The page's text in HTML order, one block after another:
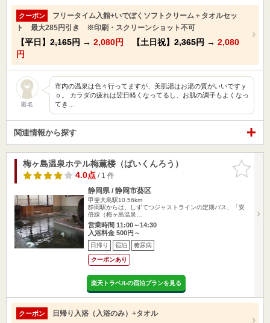
クーポン
フリータイム入館+いでぼくソフトクリーム＋タオルセッ
ト 最大285円引き ※印刷・スクリーンショット不可
【平日】 2,165円 → 2,080円 【土日祝】 2,365円 → 2,080
円
匿名
市内の温泉は色々行ってますが、美肌湯はお湯の質がいいですｙ
ｏ。 カラダの疲れは翌日軽くなってるし、お肌の調子もよくなっ
てき…
関連情報から探す
お気に入
りに追加
梅ヶ島温泉ホテル梅薫楼（ばいくんろう）
4.0点/ 1 件
静岡県 / 静岡市葵区
甲斐大島駅10.56km
静岡駅からは、しずてつジャストラインの定期バス、「安
倍線（梅ヶ島温泉…
営業時間 11:00～14:30
入浴料金 500円～
日帰り 宿泊 糖尿病
クーポンあり
楽天トラベルの宿泊プランを見る
クーポン 日帰り入浴（入浴のみ）+タオル